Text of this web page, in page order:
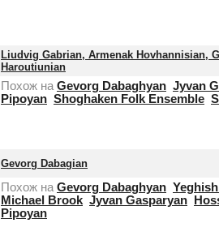
Liudvig Gabrian, Armenak Hovhannisian,
Haroutiunian
Похож на Gevorg Dabaghyan Jyvan
Pipoyan Shoghaken Folk Ensemble
Gevorg Dabagian
Похож на Gevorg Dabaghyan
Michael Brook Jyvan Gasparyan
Pipoyan